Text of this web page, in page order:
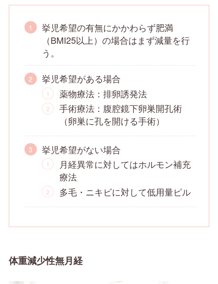
挙児希望の有無にかかわらず肥満
（BMI25以上）の場合はまず減量を行
う。
挙児希望がある場合
薬物療法：排卵誘発法
手術療法：腹腔鏡下卵巣開孔術
（卵巣に孔を開ける手術）
挙児希望がない場合
月経異常に対してはホルモン補充
療法
多毛・ニキビに対して低用量ピル
体重減少性無月経